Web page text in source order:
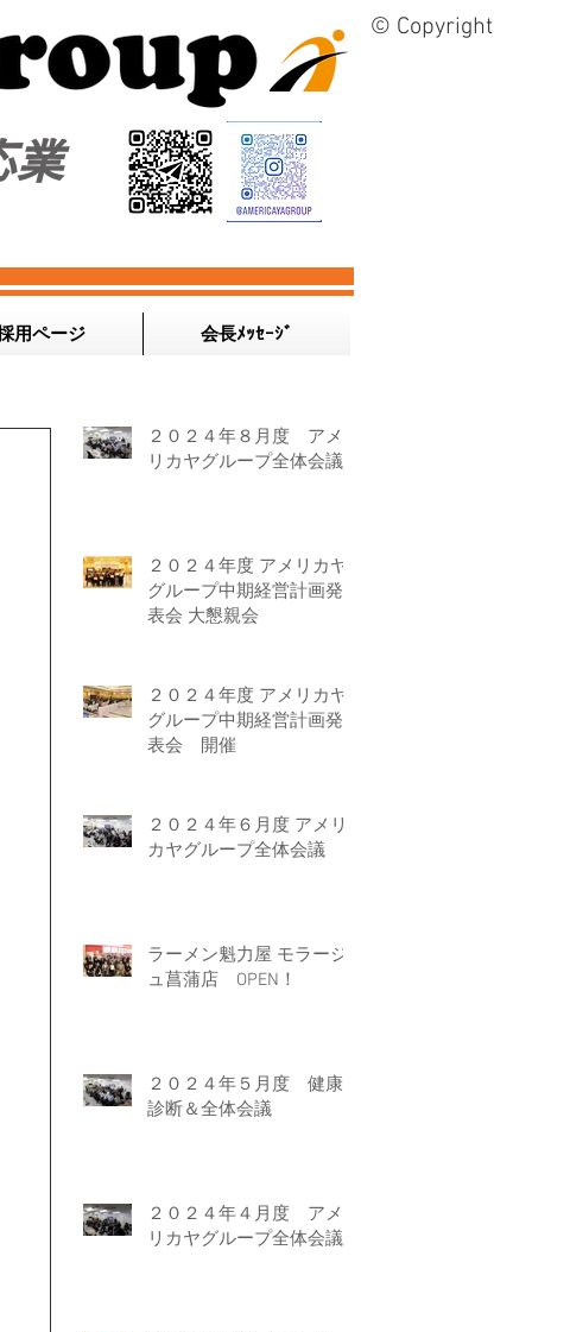
© Copyright
業
用ページ 会長ﾒｯｾｰｼﾞ
２０２４年８月度 アメ
リカヤグループ全体会議
２０２４年度 アメリカヤ
グループ中期経営計画発
表会 大懇親会
２０２４年度 アメリカヤ
グループ中期経営計画発
表会 開催
２０２４年６月度 アメリ
カヤグループ全体会議
ラーメン魁力屋 モラージ
ュ菖蒲店 OPEN！
２０２４年５月度 健康
診断＆全体会議
２０２４年４月度 アメ
リカヤグループ全体会議